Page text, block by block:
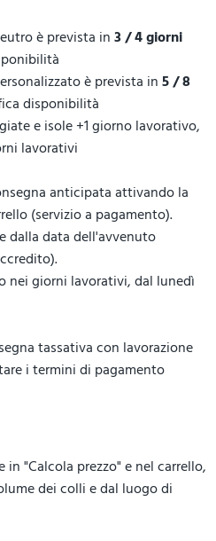
è prevista in3 / 4 giorni
è prevista in5 / 8
disponibilità
e isole +1 giorno lavorativo,
lavorativi
anticipata attivando la
(servizio a pagamento).
dalla data dell'avvenuto
nei giorni lavorativi, dal lunedì
tassativa con lavorazione
i termini di pagamento
"Calcola prezzo" e nel carrello,
dei colli e dal luogo di